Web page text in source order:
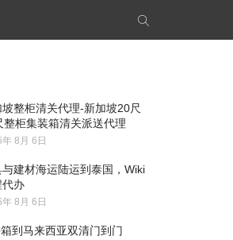
坡整柜清关代理-新加坡20尺
整柜集装箱清关派送代理
8月 6日
与建材海运陆运到泰国，Wiki
代办
8月 6日
到马来西亚双清门到门